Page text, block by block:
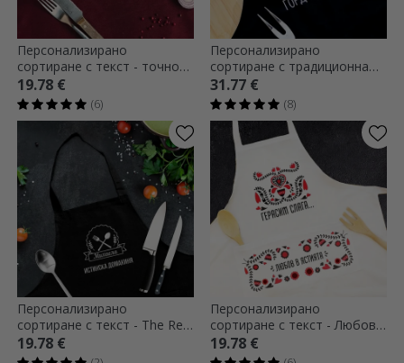
Персонализирано
сортиране с текст - точно
като у дома!
19.78 €
(6)
Персонализирано
сортиране с традиционна
бродерия върху черно
31.77 €
(8)
Персонализирано
сортиране с текст - The Real
Housewife
19.78 €
Персонализирано
сортиране с текст - Любов в
храната
19.78 €